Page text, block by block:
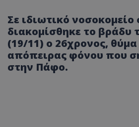
Σε ιδιωτικό νοσοκομείο
διακομίσθηκε το βράδυ
(19/11) ο 26χρονος, θύμα
απόπειρας φόνου που
στην Πάφο.